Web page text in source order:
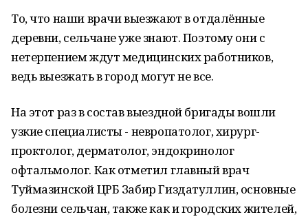
То, что наши врачи выезжают в отдалённые
деревни, сельчане уже знают. Поэтому они с
нетерпением ждут медицинских работников,
ведь выезжать в город могут не все.
На этот раз в состав выездной бригады вошли
узкие специалисты - невропатолог, хирург-
проктолог, дерматолог, эндокринолог
офтальмолог. Как отметил главный врач
Туймазинской ЦРБ Забир Гиздатуллин, основные
болезни сельчан, также как и городских жителей,